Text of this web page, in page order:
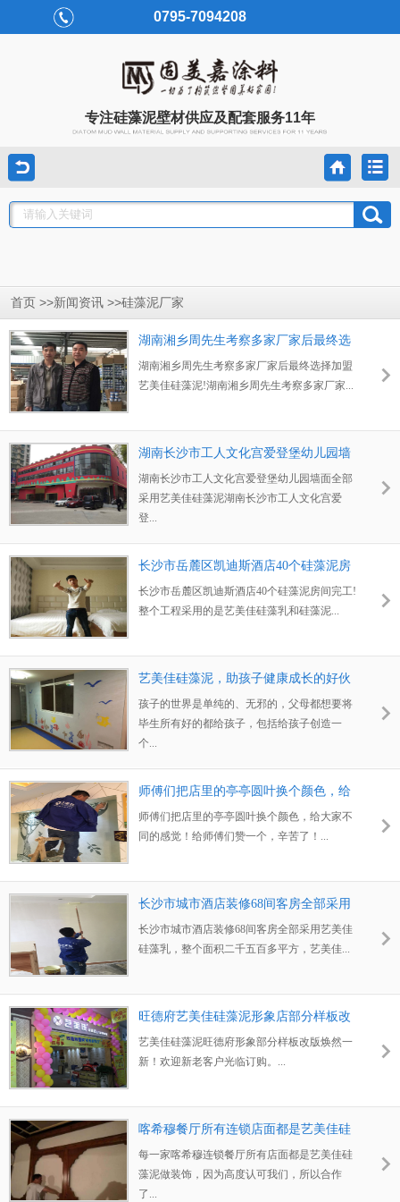
0795-7094208
专注硅藻泥壁材供应及配套服务11年
首页 >>新闻资讯 >>硅藻泥厂家
湖南湘乡周先生考察多家厂家后最终选
择加盟艺美佳硅藻泥!
湖南湘乡周先生考察多家厂家后最终选择加盟
艺美佳硅藻泥!湖南湘乡周先生考察多家厂家...
湖南长沙市工人文化宫爱登堡幼儿园墙
面全部采用艺美佳硅藻泥
湖南长沙市工人文化宫爱登堡幼儿园墙面全部
采用艺美佳硅藻泥湖南长沙市工人文化宫爱
登...
长沙市岳麓区凯迪斯酒店40个硅藻泥房
间完工!
长沙市岳麓区凯迪斯酒店40个硅藻泥房间完工!
整个工程采用的是艺美佳硅藻乳和硅藻泥...
艺美佳硅藻泥，助孩子健康成长的好伙
伴
孩子的世界是单纯的、无邪的，父母都想要将
毕生所有好的都给孩子，包括给孩子创造一
个...
师傅们把店里的亭亭圆叶换个颜色，给
大家不同的感觉！
师傅们把店里的亭亭圆叶换个颜色，给大家不
同的感觉！给师傅们赞一个，辛苦了！...
长沙市城市酒店装修68间客房全部采用
艺美佳硅藻乳
长沙市城市酒店装修68间客房全部采用艺美佳
硅藻乳，整个面积二千五百多平方，艺美佳...
旺德府艺美佳硅藻泥形象店部分样板改
版焕然一新！
艺美佳硅藻泥旺德府形象部分样板改版焕然一
新！欢迎新老客户光临订购。...
喀希穆餐厅所有连锁店面都是艺美佳硅
藻泥做装饰
每一家喀希穆连锁餐厅所有店面都是艺美佳硅
藻泥做装饰，因为高度认可我们，所以合作
了...